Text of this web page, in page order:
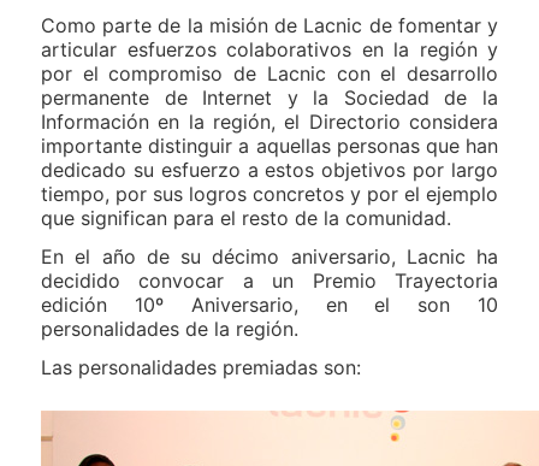
Como parte de la misión de Lacnic de fomentar y
articular esfuerzos colaborativos en la región y
por el compromiso de Lacnic con el desarrollo
permanente de Internet y la Sociedad de la
Información en la región, el Directorio considera
importante distinguir a aquellas personas que han
dedicado su esfuerzo a estos objetivos por largo
tiempo, por sus logros concretos y por el ejemplo
que significan para el resto de la comunidad.
En el año de su décimo aniversario, Lacnic ha
decidido convocar a un Premio Trayectoria
edición 10º Aniversario, en el son 10
personalidades de la región.
Las personalidades premiadas son: